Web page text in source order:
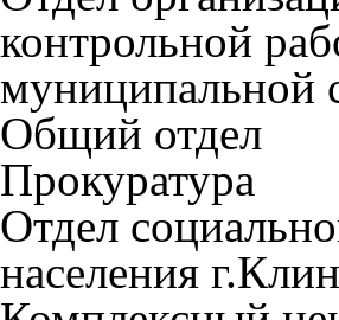
контрольной
муниципальной
Общий отдел
Прокуратура
Отдел
населения